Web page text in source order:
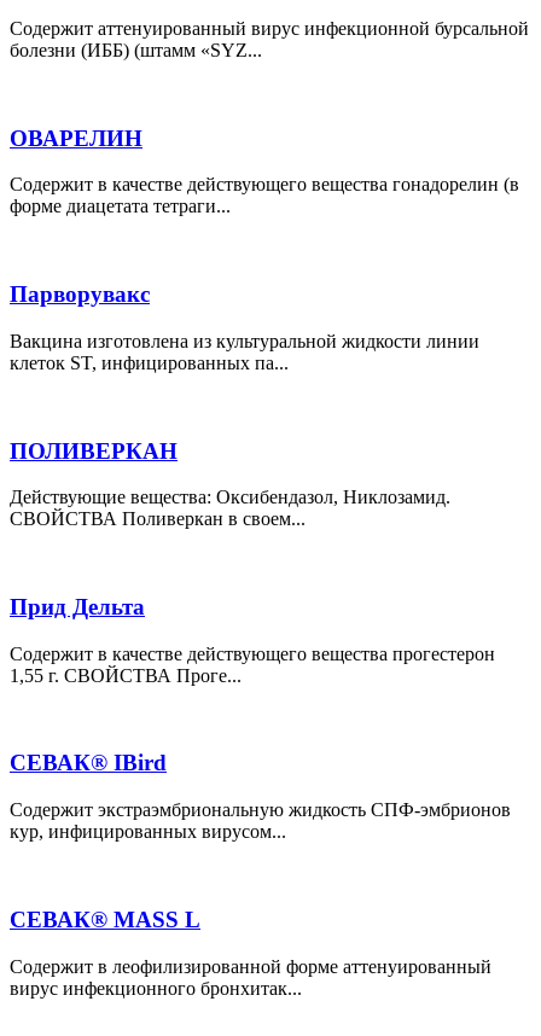
Содержит аттенуированный вирус инфекционной бурсальной
болезни (ИББ) (штамм «SYZ...
ОВАРЕЛИН
Содержит в качестве действующего вещества гонадорелин (в
форме диацетата тетраги...
Парворувакс
Вакцина изготовлена из культуральной жидкости линии
клеток ST, инфицированных па...
ПОЛИВЕРКАН
Действующие вещества: Оксибендазол, Никлозамид.
СВОЙСТВА Поливеркан в своем...
Прид Дельта
Содержит в качестве действующего вещества прогестерон
1,55 г. СВОЙСТВА Проге...
СЕВАК® IBird
Содержит экстраэмбриональную жидкость СПФ-эмбрионов
кур, инфицированных вирусом...
СЕВАК® MASS L
Содержит в леофилизированной форме аттенуированный
вирус инфекционного бронхитак...